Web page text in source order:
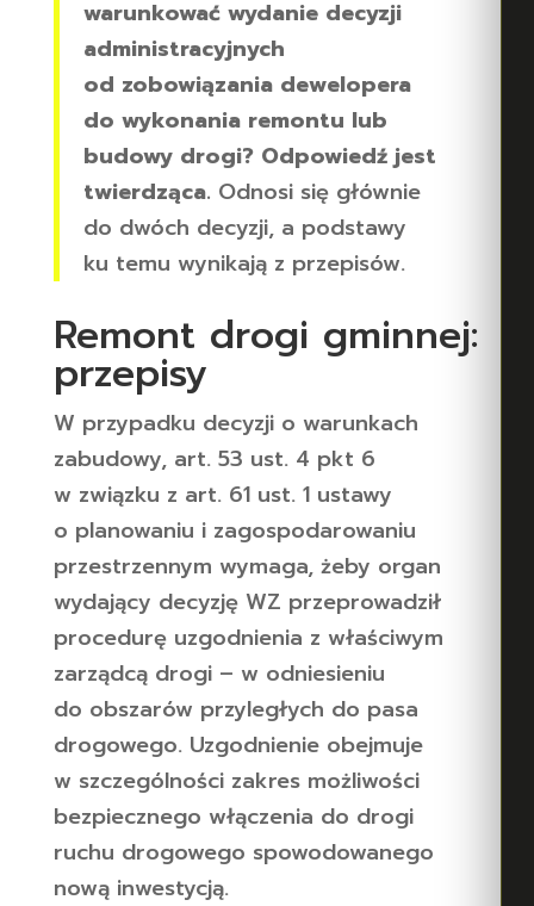
warunkować wydanie decyzji
administracyjnych
od zobowiązania dewelopera
do wykonania remontu lub
budowy drogi? Odpowiedź jest
twierdząca. Odnosi się głównie
do dwóch decyzji, a podstawy
ku temu wynikają z przepisów.
Remont drogi gminnej:
przepisy
W przypadku decyzji o warunkach
zabudowy, art. 53 ust. 4 pkt 6
w związku z art. 61 ust. 1 ustawy
o planowaniu i zagospodarowaniu
przestrzennym wymaga, żeby organ
wydający decyzję WZ przeprowadził
procedurę uzgodnienia z właściwym
zarządcą drogi – w odniesieniu
do obszarów przyległych do pasa
drogowego. Uzgodnienie obejmuje
w szczególności zakres możliwości
bezpiecznego włączenia do drogi
ruchu drogowego spowodowanego
nową inwestycją.